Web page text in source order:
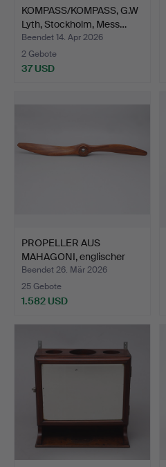
KOMPASS/KOMPASS, G.W
Lyth, Stockholm, Mess…
Beendet 14. Apr 2026
2 Gebote
37 USD
PROPELLER AUS
MAHAGONI, englischer
Herstel…
Beendet 26. Mär 2026
25 Gebote
1.582 USD